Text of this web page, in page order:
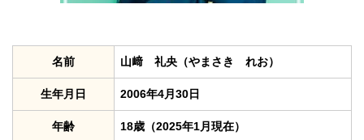
名前 山﨑 礼央（やまさき れお）
生年月日 2006年4月30日
年齢 18歳（2025年1月現在）